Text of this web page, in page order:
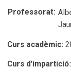
Professorat:
Curs acadèmic:
Curs d'impartició: